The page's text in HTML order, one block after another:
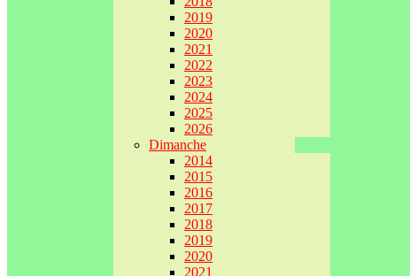
2019
2020
2021
2022
2023
2024
2025
2026
Dimanche
2014
2015
2016
2017
2018
2019
2020
2021